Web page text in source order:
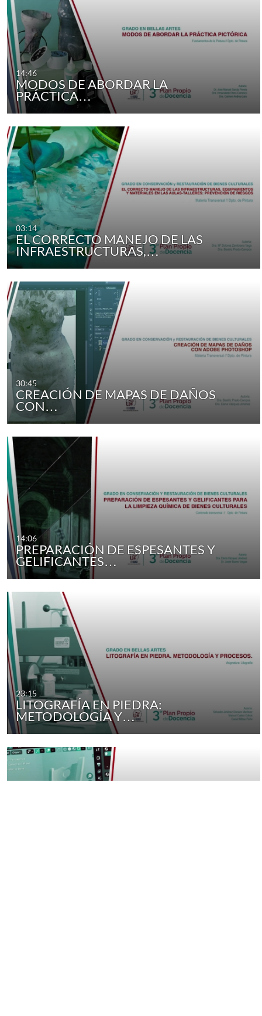
14:46
MODOS DE ABORDAR LA
PRÁCTICA…
03:14
EL CORRECTO MANEJO DE LAS
INFRAESTRUCTURAS,…
30:45
CREACIÓN DE MAPAS DE DAÑOS
CON…
14:06
PREPARACIÓN DE ESPESANTES Y
GELIFICANTES…
23:15
LITOGRAFÍA EN PIEDRA:
METODOLOGÍA Y…